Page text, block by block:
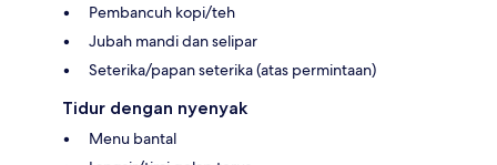
Pembancuh kopi/teh
Jubah mandi dan selipar
Seterika/papan seterika (atas permintaan)
Tidur dengan nyenyak
Menu bantal